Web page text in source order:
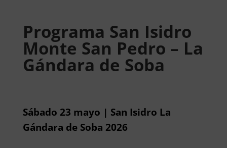
Programa San Isidro
Monte San Pedro – La
Gándara de Soba
Sábado 23 mayo | San Isidro La
Gándara de Soba 2026